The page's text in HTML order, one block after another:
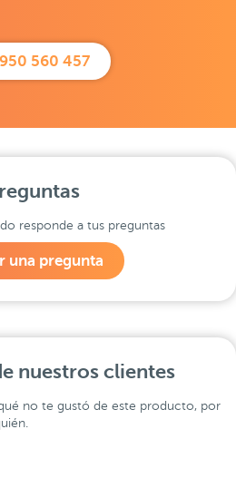
950 560 457
responde a tus preguntas
una pregunta
nuestros clientes
no te gustó de este producto, por